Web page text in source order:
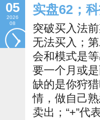
05
2026
08
实盘62；
突破买入法
无法买入；
会和模式是
要一个月或
缺的是你狩
情，做自己
卖出；“+”代